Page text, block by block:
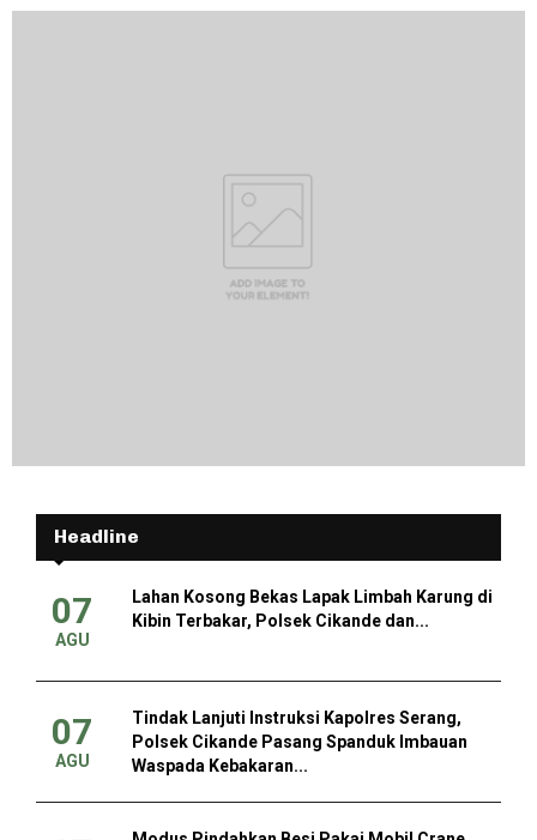
Headline
07
AGU
Lahan Kosong Bekas Lapak Limbah Karung di
Kibin Terbakar, Polsek Cikande dan...
07
AGU
Tindak Lanjuti Instruksi Kapolres Serang,
Polsek Cikande Pasang Spanduk Imbauan
Waspada Kebakaran...